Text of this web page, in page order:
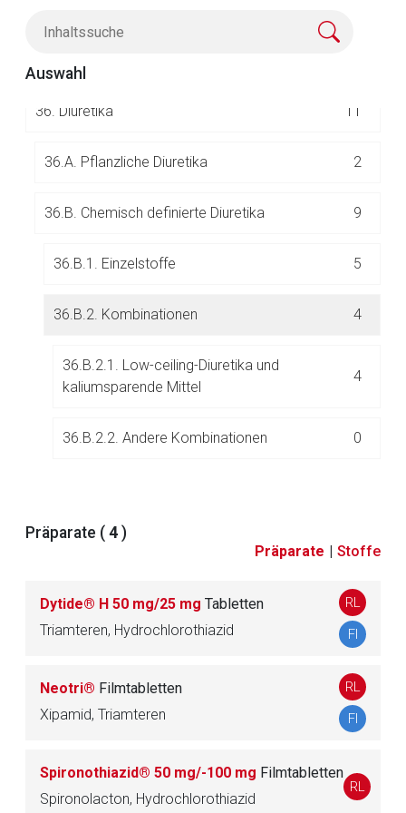
Auswahl
35. Diagnostika und Mittel zur Diagnosevorbereit
36. Diuretika 11
36.A. Pflanzliche Diuretika 2
36.B. Chemisch definierte Diuretika 9
36.B.1. Einzelstoffe 5
36.B.2. Kombinationen 4
36.B.2.1. Low-ceiling-Diuretika und
kaliumsparende Mittel
4
36.B.2.2. Andere Kombinationen 0
37. Durchblutungsfördernde Mittel
38. (unbesetzt)
Entwöhnungsmittel/Mittel zur Behandlung von
40. Enzyminhibitoren, Präparate bei Enzymmang
60
41. Fibrinolytika 4
Präparate ( 4 )
Präparate | Stoffe
Dytide® H 50 mg/25 mg Tabletten
Triamteren, Hydrochlorothiazid
RL
FI
Neotri® Filmtabletten
Xipamid, Triamteren
RL
FI
Spironothiazid® 50 mg/-100 mg Filmtabletten
Spironolacton, Hydrochlorothiazid
RL
Aufruf einer externen Seite
Der von Ihnen aufgerufene Link öffnet eine externe Web-
Betreiber verantwortlich. Ebenso gelten dort ggf. andere